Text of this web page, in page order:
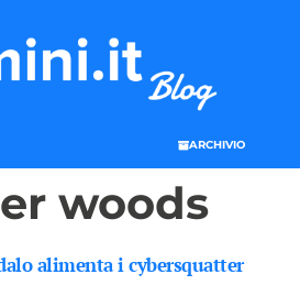
ARCHIVIO
woods
alimenta i cybersquatter